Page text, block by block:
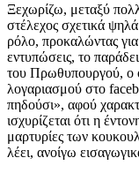
Ξεχωρίζω, μεταξύ
στέλεχος σχετικά
ρόλο, προκαλώντας
εντυπώσεις, το
του Πρωθυπουργού, ο
λογαριασμού στο
πηδούσι», αφού
ισχυρίζεται ότι η
μαρτυρίες των
λέει, ανοίγω